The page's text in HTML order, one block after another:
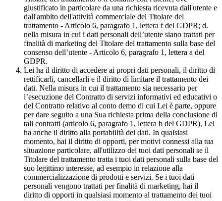
giustificato in particolare da una richiesta ricevuta dall'utente e
dall'ambito dell'attività commerciale del Titolare del
trattamento - Articolo 6, paragrafo 1, lettera f del GDPR; d.
nella misura in cui i dati personali dell’utente siano trattati per
finalità di marketing del Titolare del trattamento sulla base del
consenso dell’utente - Articolo 6, paragrafo 1, lettera a del
GDPR.
Lei ha il diritto di accedere ai propri dati personali, il diritto di
rettificarli, cancellarli e il diritto di limitare il trattamento dei
dati. Nella misura in cui il trattamento sia necessario per
l’esecuzione del Contratto di servizi informativi ed educativi o
del Contratto relativo al conto demo di cui Lei è parte, oppure
per dare seguito a una Sua richiesta prima della conclusione di
tali contratti (articolo 6, paragrafo 1, lettera b del GDPR), Lei
ha anche il diritto alla portabilità dei dati. In qualsiasi
momento, hai il diritto di opporti, per motivi connessi alla tua
situazione particolare, all'utilizzo dei tuoi dati personali se il
Titolare del trattamento tratta i tuoi dati personali sulla base del
suo legittimo interesse, ad esempio in relazione alla
commercializzazione di prodotti e servizi. Se i tuoi dati
personali vengono trattati per finalità di marketing, hai il
diritto di opporti in qualsiasi momento al trattamento dei tuoi